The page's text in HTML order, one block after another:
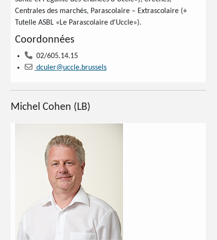
Centrales des marchés, Parascolaire – Extrascolaire (+
Tutelle ASBL «Le Parascolaire d'Uccle»).
Coordonnées
02/605.14.15
dculer@uccle.brussels
Michel Cohen (LB)